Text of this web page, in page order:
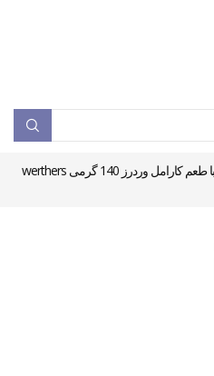
پاپ کورن با طعم کارامل وردرز 140 گرمی werthers